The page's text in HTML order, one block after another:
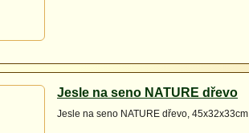
Jesle na seno NATURE dřevo
Jesle na seno NATURE dřevo, 45x32x33cm